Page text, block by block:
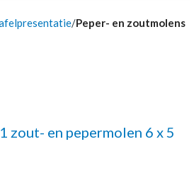
Peper- en zoutmolens
zout- en pepermolen 6 x 5